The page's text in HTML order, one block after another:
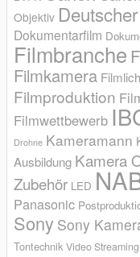
Objektiv
Dokumentarfilm
Filmbranche
Filmkamera
Filmproduktion
Filmwettbewerb
Drohne Kameramann
Ausbildung Kamera
Zubehör LED
Panasonic
Sony Sony
Tontechnik Video Streaming